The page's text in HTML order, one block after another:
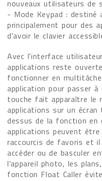
nouveaux utilisateurs de
- Mode Keypad : destiné
principalement pour des
d'avoir le clavier
Avec l'interface
applications reste
fonctionner en
application pour passer à
touche fait apparaître le
applications sur un
dessus de la fonction en
applications peuvent
raccourcis de favoris et
accéder ou de basculer
l'appareil photo, les
fonction Float Caller